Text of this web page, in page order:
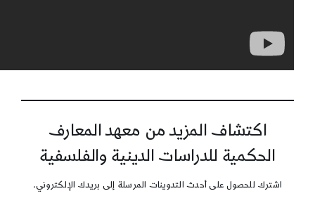
اكتشاف المزيد من معهد المعارف
الحكمية للدراسات الدينية والفلسفية
اشترك للحصول على أحدث التدوينات المرسلة إلى بريدك الإلكتروني.